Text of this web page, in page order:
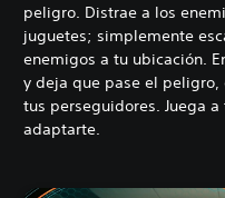
peligro. Distrae a los
juguetes; simplemente
enemigos a tu ubicación.
y deja que pase el
tus perseguidores. Juega
adaptarte.